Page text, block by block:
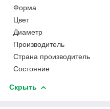
Форма
Цвет
Диаметр
Производитель
Страна производитель
Состояние
Скрыть